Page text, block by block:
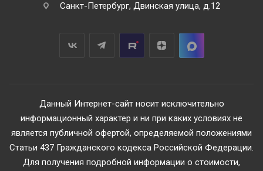
Санкт-Петербург, Двинская улица, д.12
Данный Интернет-сайт носит исключительно
информационный характер и ни при каких условиях не
является публичной офертой, определяемой положениями
Статьи 437 Гражданского кодекса Российской Федерации.
Для получения подробной информации о стоимости,